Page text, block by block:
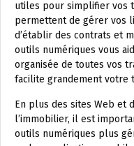
utiles pour simplifier vos
permettent de gérer vos
d’établir des contrats et
outils numériques vous
organisée de toutes vos
facilite grandement votre
En plus des sites Web et
l’immobilier, il est
outils numériques plus